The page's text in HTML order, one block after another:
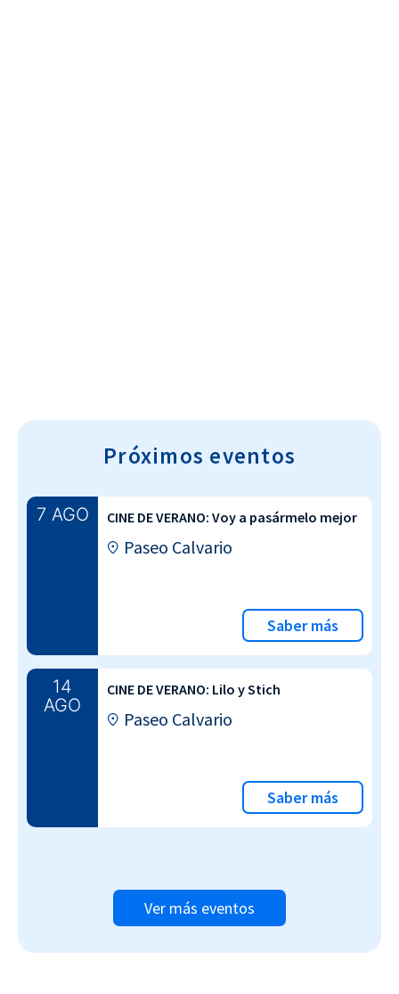
Próximos eventos
7 AGO CINE DE VERANO: Voy a pasármelo mejor
Paseo Calvario
Saber más
14
AGO
CINE DE VERANO: Lilo y Stich
Paseo Calvario
Saber más
Ver más eventos